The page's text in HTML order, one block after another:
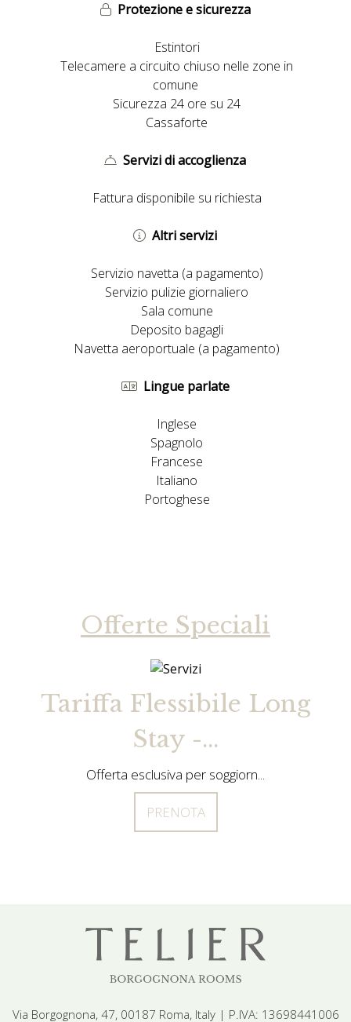
Protezione e sicurezza
Estintori
Telecamere a circuito chiuso nelle zone in
comune
Sicurezza 24 ore su 24
Cassaforte
Servizi di accoglienza
Fattura disponibile su richiesta
Altri servizi
Servizio navetta (a pagamento)
Servizio pulizie giornaliero
Sala comune
Deposito bagagli
Navetta aeroportuale (a pagamento)
Lingue parlate
Inglese
Spagnolo
Francese
Italiano
Portoghese
Offerte Speciali
Flessibile Long
Stay -...
Offerta esclusiva per soggiorn...
Tariffa
Via Borgognona, 47, 00187 Roma, Italy | P.IVA: 13698441006